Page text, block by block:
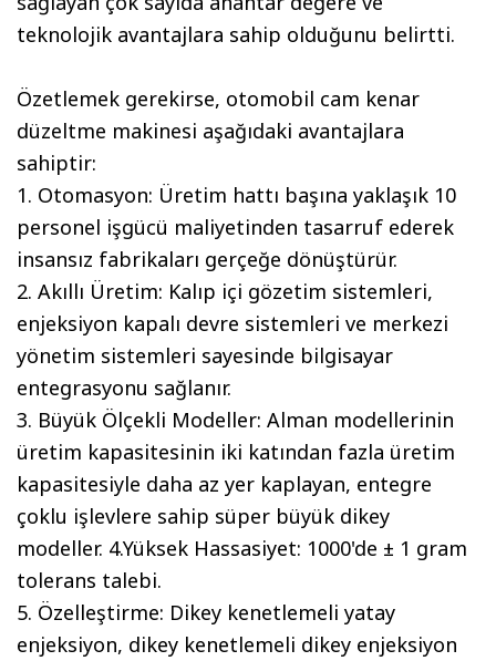
teknolojik avantajlara sahip olduğunu belirtti.
Özetlemek gerekirse, otomobil cam kenar
düzeltme makinesi aşağıdaki avantajlara
sahiptir:
1. Otomasyon: Üretim hattı başına yaklaşık 10
personel işgücü maliyetinden tasarruf ederek
insansız fabrikaları gerçeğe dönüştürür.
2. Akıllı Üretim: Kalıp içi gözetim sistemleri,
enjeksiyon kapalı devre sistemleri ve merkezi
yönetim sistemleri sayesinde bilgisayar
entegrasyonu sağlanır.
3. Büyük Ölçekli Modeller: Alman modellerinin
üretim kapasitesinin iki katından fazla üretim
kapasitesiyle daha az yer kaplayan, entegre
çoklu işlevlere sahip süper büyük dikey
modeller. 4.Yüksek Hassasiyet: 1000'de ± 1 gram
tolerans talebi.
5. Özelleştirme: Dikey kenetlemeli yatay
enjeksiyon, dikey kenetlemeli dikey enjeksiyon